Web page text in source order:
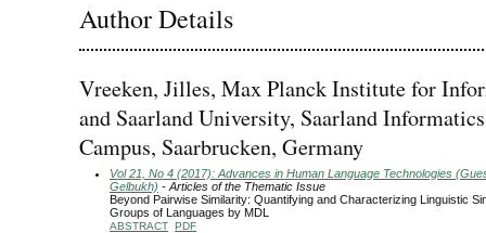
Author Details
Vreeken, Jilles, Max Planck Institute for
and Saarland University, Saarland Informatics
Campus, Saarbrucken, Germany
Vol 21, No 4 (2017): Advances in Human Language Technologies
Gelbukh) - Articles of the Thematic Issue
Beyond Pairwise Similarity: Quantifying and Characterizing Linguistic
Groups of Languages by MDL
ABSTRACT PDF